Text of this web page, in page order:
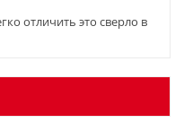
отличить это сверло в